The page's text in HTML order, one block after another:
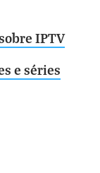
IPTV
e séries